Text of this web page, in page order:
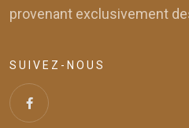
provenant exclusivement
SUIVEZ-NOUS